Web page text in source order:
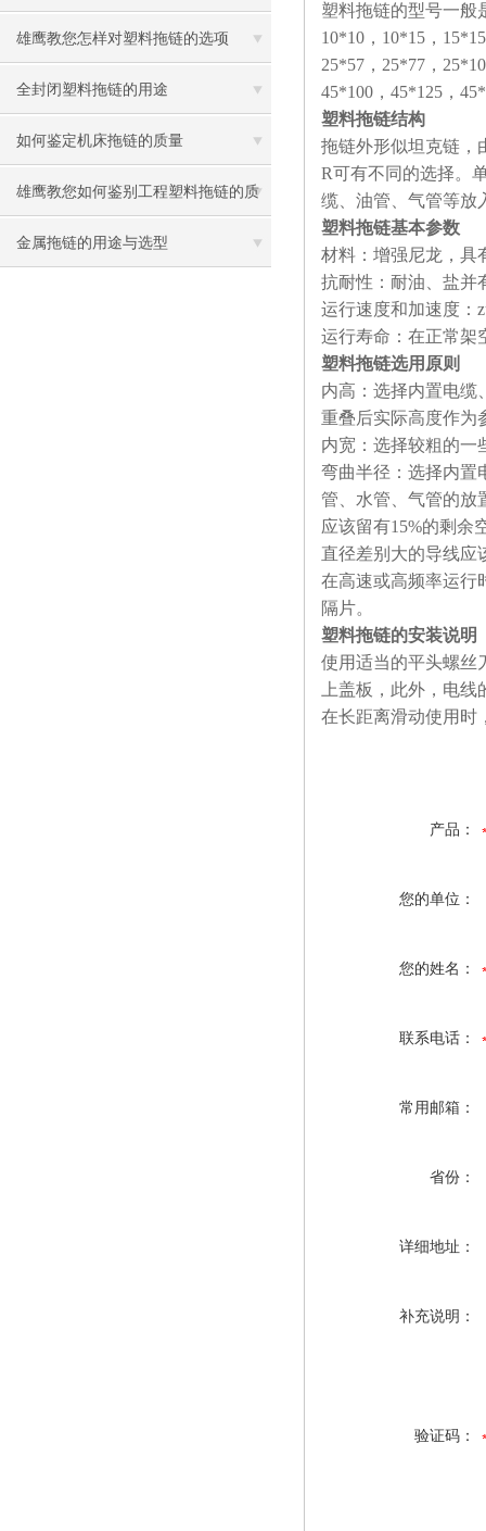
雄鹰教您怎样对塑料拖链的选项
全封闭塑料拖链的用途
如何鉴定机床拖链的质量
雄鹰教您如何鉴别工程塑料拖链的质
量
金属拖链的用途与选型
塑料拖链的型号一
10*10，10*15，
25*57，25*77，
45*100，45*125，
塑料拖链结构
拖链外形似坦克链，
R可有不同的选择。
缆、油管、气管等放
塑料拖链基本参数
材料：增强尼龙，具
抗耐性：耐油、盐并
运行速度和加速度：
运行寿命：在正常架
塑料拖链选用原则
内高：选择内置电缆
重叠后实际高度作为
内宽：选择较粗的一
弯曲半径：选择内置
管、水管、气管的放
应该留有15%的剩余
直径差别大的导线应
在高速或高频率运行
隔片。
塑料拖链的安装说明
使用适当的平头螺丝
上盖板，此外，电
在长距离滑动使用时
产品：
您的单位：
您的姓名：
联系电话：
常用邮箱：
省份：
详细地址：
补充说明：
验证码：